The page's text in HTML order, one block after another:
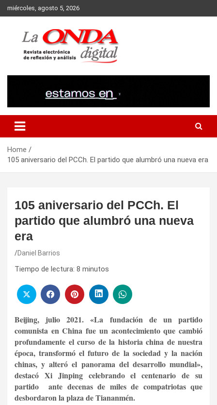
to
miércoles, agosto 5, 2026
Home
105 aniversario del PCCh. El partido que alumbró una nueva era
105 aniversario del PCCh. El
partido que alumbró una nueva
era
Daniel Barrios
Tiempo de lectura: 8 minutos
Beijing, julio 2021. «La fundación de un partido
comunista en China fue un acontecimiento que cambió
profundamente el curso de la historia china de nuestra
época, transformó el futuro de la sociedad y la nación
chinas, y alteró el panorama del desarrollo mundial»,
destacó Xi Jinping celebrando el centenario de su
partido ante decenas de miles de compatriotas que
desbordaron la plaza de Tiananmén.